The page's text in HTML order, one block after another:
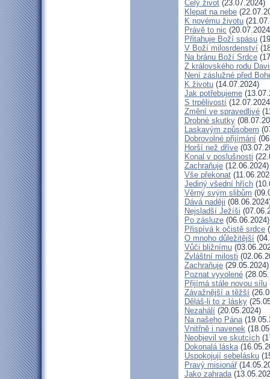
Celý život (23.07.2024)
Klepat na nebe
K novému životu
Právě to nic
Přitahuje Boží spásu
V Boží milosrdenství
Na bránu Boží Srdce
Z královského rodu
Není záslužné před
K životu (14.07.2024)
Jak potřebujeme
S trpělivostí
Změní ve spravedlivé
Drobné skutky
Laskavým způsobem
Dobrovolné přijímání
Horší než dříve
Konal v poslušnosti
Zachraňuje (12.06.2024)
Vše překonat
Jediný všední hřích
Věrný svým slibům
Dává naději
Nejsladší Ježíši
Po zásluze (06.06.2024)
Přispívá k očistě srdce
O mnoho důležitější
Vůči bližnímu
Zvláštní milosti
Zachraňuje (29.05.2024)
Poznat vyvolené
Přijímá stále novou sílu
Závažnější a těžší
Děláš-li to z lásky
Nezahálí (20.05.2024)
Na našeho Pána
Vnitřně i navenek
Neobjevil ve skutcích
Dokonalá láska
Uspokojují sebelásku
Pravý misionář
Jako zahrada